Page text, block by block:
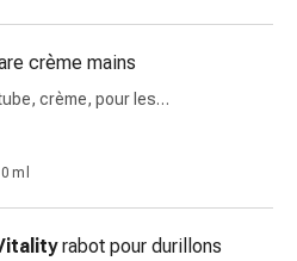
crème mains
crème, pour les
ml
rabot pour durillons